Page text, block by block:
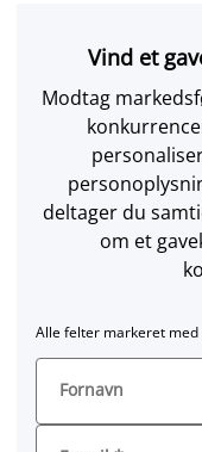
Vind et
Modtag
deltager du
om et
Alle felter markeret
Fornavn